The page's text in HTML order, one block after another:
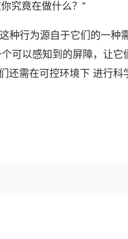
究竟在做什么？”
种行为源自于它们的一种
可以感知到的屏障，让它
还需在可控环境下 进行科